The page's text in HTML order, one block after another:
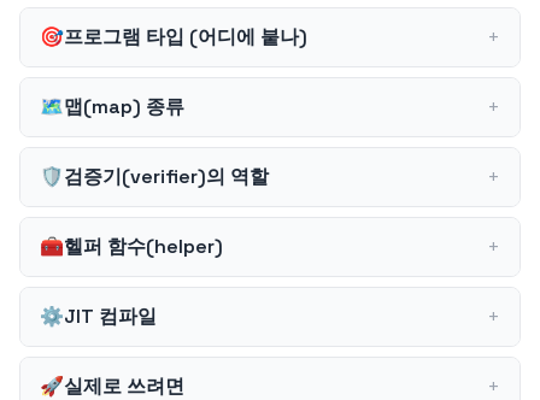
🎯프로그램 타입 (어디에 붙나) +
🗺️맵(map) 종류 +
🛡️검증기(verifier)의 역할 +
🧰헬퍼 함수(helper) +
⚙️JIT 컴파일 +
🚀실제로 쓰려면 +